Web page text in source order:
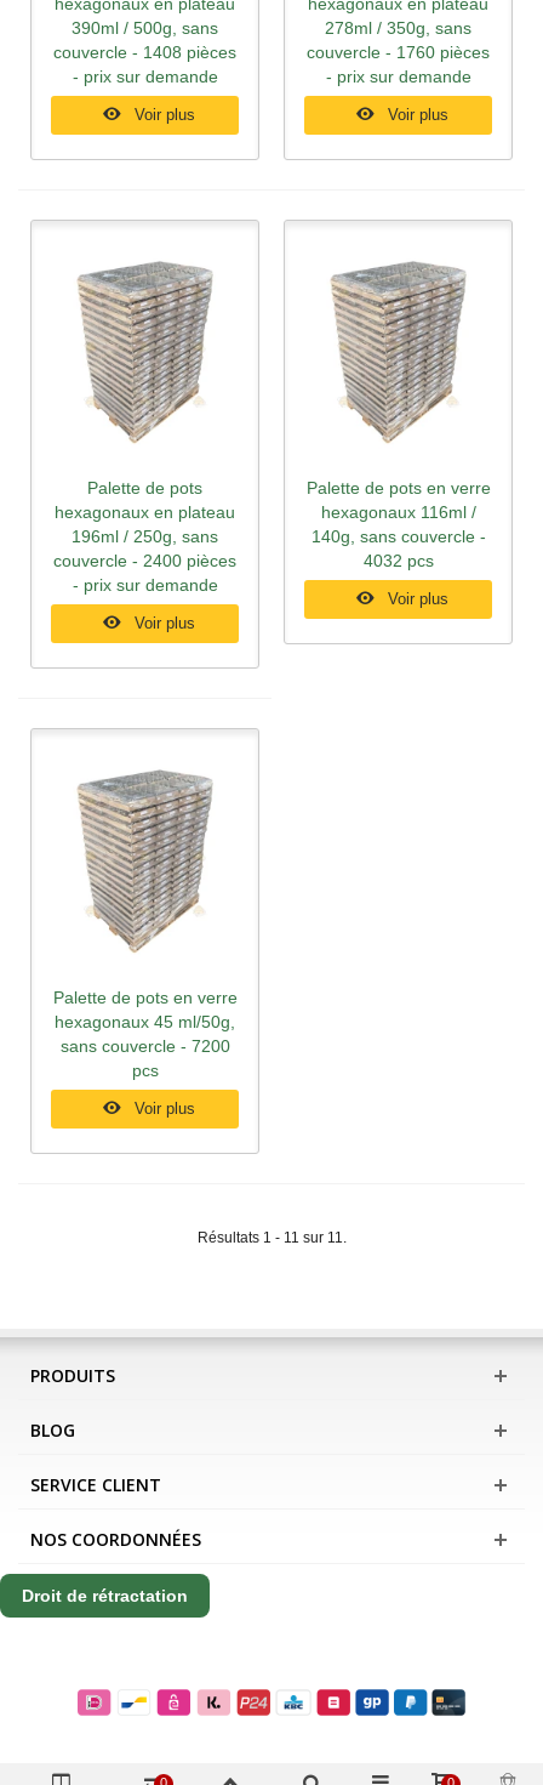
390ml / 500g, sans
couvercle - 1408 pièces
- prix sur demande
Voir plus
278ml / 350g, sans
couvercle - 1760 pièces
- prix sur demande
Voir plus
Palette de pots
hexagonaux en plateau
196ml / 250g, sans
couvercle - 2400 pièces
- prix sur demande
Voir plus
Palette de pots en verre
hexagonaux 116ml /
140g, sans couvercle -
4032 pcs
Voir plus
Palette de pots en verre
hexagonaux 45 ml/50g,
sans couvercle - 7200
pcs
Voir plus
Résultats 1 - 11 sur 11.
PRODUITS
BLOG
SERVICE CLIENT
NOS COORDONNÉES
Droit de rétractation